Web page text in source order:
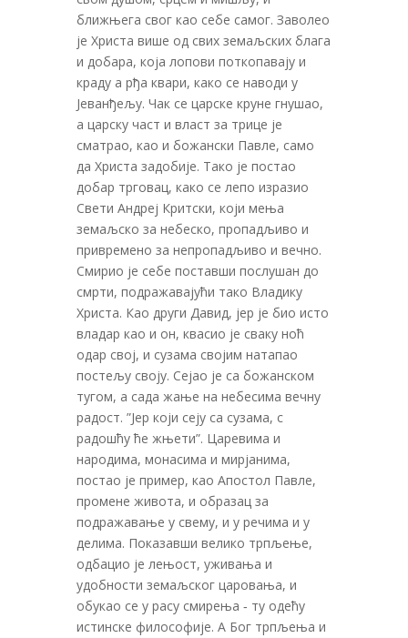
ближњега свог као себе самог. Заволео
је Христа више од свих земаљских блага
и добара, која лопови поткопавају и
краду а рђа квари, како се наводи у
Јеванђељу. Чак се царске круне гнушао,
а царску част и власт за трице је
сматрао, као и божански Павле, само
да Христа задобије. Тако је постао
добар трговац, како се лепо изразио
Свети Андреј Критски, који мења
земаљско за небеско, пропадљиво и
привремено за непропадљиво и вечно.
Смирио је себе поставши послушан до
смрти, подражавајући тако Владику
Христа. Као други Давид, јер је био исто
владар као и он, квасио је сваку ноћ
одар свој, и сузама својим натапао
постељу своју. Сејао је са божанском
тугом, а сада жање на небесима вечну
радост. ”Јер који сеју са сузама, с
радошћу ће жњети”. Царевима и
народима, монасима и мирјанима,
постао је пример, као Апостол Павле,
промене живота, и образац за
подражавање у свему, и у речима и у
делима. Показавши велико трпљење,
одбацио је лењост, уживања и
удобности земаљског царовања, и
обукао се у расу смирења ‑ ту одећу
истинске философије. А Бог трпљења и